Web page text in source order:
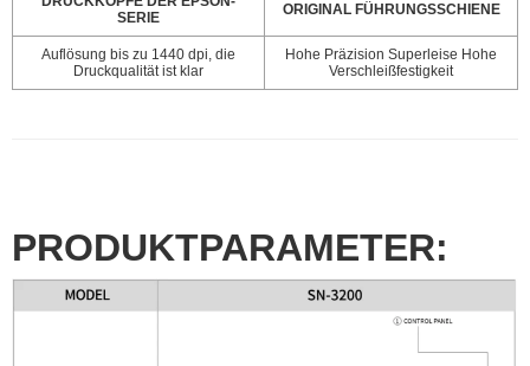
SERIE
ORIGINAL FÜHRUNGSSCHIENE
Auflösung bis zu 1440 dpi, die
Druckqualität ist klar
Hohe Präzision Superleise Hohe
Verschleißfestigkeit
PRODUKTPARAMETER: